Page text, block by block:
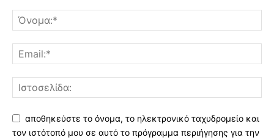
αποθηκεύστε το όνομα, το ηλεκτρονικό ταχυδρομείο και
τον ιστότοπό μου σε αυτό το πρόγραμμα περιήγησης για την